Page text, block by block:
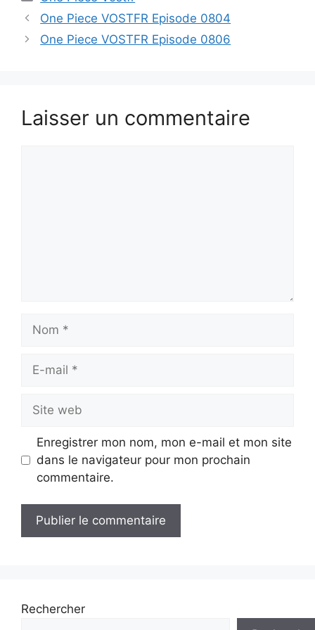
One Piece VOSTFR Episode 0804
One Piece VOSTFR Episode 0806
Laisser un commentaire
mail
web
Enregistrer mon nom, mon e-mail et mon site
dans le navigateur pour mon prochain
commentaire.
Rechercher